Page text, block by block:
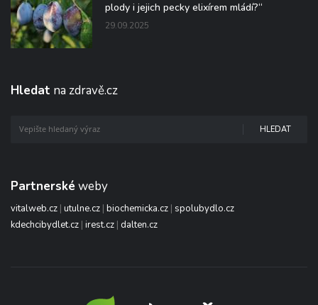
plody i jejich pecky elixírem mládí?“
29.09.2025
Hledat na zdravě.cz
HLEDAT
Partnerské weby
vitalweb.cz | utulne.cz | biochemicka.cz | spolubydlo.cz
kdechcibydlet.cz | irest.cz | dalten.cz